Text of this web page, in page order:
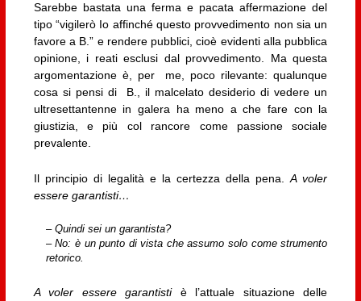
Sarebbe bastata una ferma e pacata affermazione del
tipo “vigilerò Io affinché questo provvedimento non sia un
favore a B.” e rendere pubblici, cioè evidenti alla pubblica
opinione, i reati esclusi dal provvedimento. Ma questa
argomentazione è, per me, poco rilevante: qualunque
cosa si pensi di B., il malcelato desiderio di vedere un
ultresettantenne in galera ha meno a che fare con la
giustizia, e più col rancore come passione sociale
prevalente.
Il principio di legalità e la certezza della pena.A voler
essere garantisti…
– Quindi sei un garantista?
– No: è un punto di vista che assumo solo come strumento
retorico.
A voler essere garantisti è l’attuale situazione delle